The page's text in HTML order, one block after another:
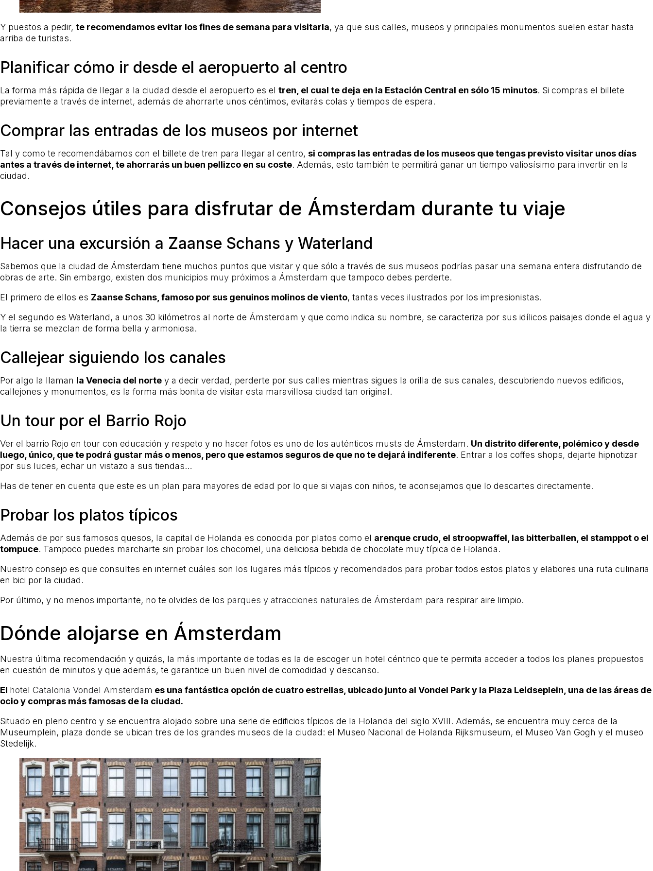
Y puestos a pedir, te recomendamos evitar los fines de semana para visitarla, ya que sus calles, museos y principales monumentos suelen estar hasta
arriba de turistas.
Planificar cómo ir desde el aeropuerto al centro
La forma más rápida de llegar a la ciudad desde el aeropuerto es el tren, el cual te deja en la Estación Central en sólo 15 minutos. Si compras el billete
previamente a través de internet, además de ahorrarte unos céntimos, evitarás colas y tiempos de espera.
Comprar las entradas de los museos por internet
Tal y como te recomendábamos con el billete de tren para llegar al centro, si compras las entradas de los museos que tengas previsto visitar unos días
antes a través de internet, te ahorrarás un buen pellizco en su coste. Además, esto también te permitirá ganar un tiempo valiosísimo para invertir en la
ciudad.
Consejos útiles para disfrutar de Ámsterdam durante tu viaje
Hacer una excursión a Zaanse Schans y Waterland
Sabemos que la ciudad de Ámsterdam tiene muchos puntos que visitar y que sólo a través de sus museos podrías pasar una semana entera disfrutando de
obras de arte. Sin embargo, existen dos municipios muy próximos a Ámsterdam que tampoco debes perderte.
El primero de ellos es Zaanse Schans, famoso por sus genuinos molinos de viento, tantas veces ilustrados por los impresionistas.
Y el segundo es Waterland, a unos 30 kilómetros al norte de Ámsterdam y que como indica su nombre, se caracteriza por sus idílicos paisajes donde el agua y
la tierra se mezclan de forma bella y armoniosa.
Callejear siguiendo los canales
Por algo la llaman la Venecia del norte y a decir verdad, perderte por sus calles mientras sigues la orilla de sus canales, descubriendo nuevos edificios,
callejones y monumentos, es la forma más bonita de visitar esta maravillosa ciudad tan original.
Un tour por el Barrio Rojo
Ver el barrio Rojo en tour con educación y respeto y no hacer fotos es uno de los auténticos musts de Ámsterdam. Un distrito diferente, polémico y desde
luego, único, que te podrá gustar más o menos, pero que estamos seguros de que no te dejará indiferente. Entrar a los coffes shops, dejarte hipnotizar
por sus luces, echar un vistazo a sus tiendas…
Has de tener en cuenta que este es un plan para mayores de edad por lo que si viajas con niños, te aconsejamos que lo descartes directamente.
Probar los platos típicos
Además de por sus famosos quesos, la capital de Holanda es conocida por platos como el arenque crudo, el stroopwaffel, las bitterballen, el stamppot o el
tompuce. Tampoco puedes marcharte sin probar los chocomel, una deliciosa bebida de chocolate muy típica de Holanda.
Nuestro consejo es que consultes en internet cuáles son los lugares más típicos y recomendados para probar todos estos platos y elabores una ruta culinaria
en bici por la ciudad.
Por último, y no menos importante, no te olvides de los parques y atracciones naturales de Ámsterdam para respirar aire limpio.
Dónde alojarse en Ámsterdam
Nuestra última recomendación y quizás, la más importante de todas es la de escoger un hotel céntrico que te permita acceder a todos los planes propuestos
en cuestión de minutos y que además, te garantice un buen nivel de comodidad y descanso.
El hotel Catalonia Vondel Amsterdam es una fantástica opción de cuatro estrellas, ubicado junto al Vondel Park y la Plaza Leidseplein, una de las áreas de
ocio y compras más famosas de la ciudad.
Situado en pleno centro y se encuentra alojado sobre una serie de edificios típicos de la Holanda del siglo XVIII. Además, se encuentra muy cerca de la
Museumplein, plaza donde se ubican tres de los grandes museos de la ciudad: el Museo Nacional de Holanda Rijksmuseum, el Museo Van Gogh y el museo
Stedelijk.